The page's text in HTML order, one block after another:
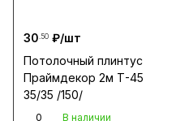
30.50 ₽/шт
Потолочный плинтус
Праймдекор 2м Т-45
35/35 /150/
0
В наличии